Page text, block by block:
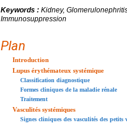
Keywords : Kidney,
Immunosuppression
Plan
Introduction
Lupus érythémateux systémique
Classification diagnostique
Formes cliniques de la maladie rénale
Traitement
Vasculités systémiques
Signes cliniques des vasculités des petits